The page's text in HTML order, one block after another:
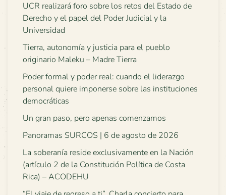
UCR realizará foro sobre los retos del Estado de
Derecho y el papel del Poder Judicial y la
Universidad
Tierra, autonomía y justicia para el pueblo
originario Maleku – Madre Tierra
Poder formal y poder real: cuando el liderazgo
personal quiere imponerse sobre las instituciones
democráticas
Un gran paso, pero apenas comenzamos
Panoramas SURCOS | 6 de agosto de 2026
La soberanía reside exclusivamente en la Nación
(artículo 2 de la Constitución Política de Costa
Rica) – ACODEHU